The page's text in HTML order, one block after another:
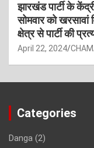
झारखंड पार्टी के
सोमवार को खरसावां
क्षेत्र से पार्टी की
April 22, 2024
Categories
Danga (2)